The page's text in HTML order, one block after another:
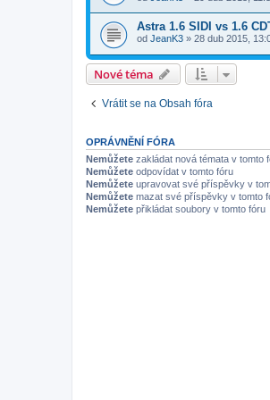
Astra 1.6 SIDI vs 1.6
od JeanK3 » 28 dub 2015,
Nové téma
Vrátit se na Obsah fóra
OPRÁVNĚNÍ FÓRA
Nemůžete zakládat nová témata v tomto
Nemůžete odpovídat v tomto fóru
Nemůžete upravovat své příspěvky v
Nemůžete mazat své příspěvky v tomto
Nemůžete přikládat soubory v tomto fóru